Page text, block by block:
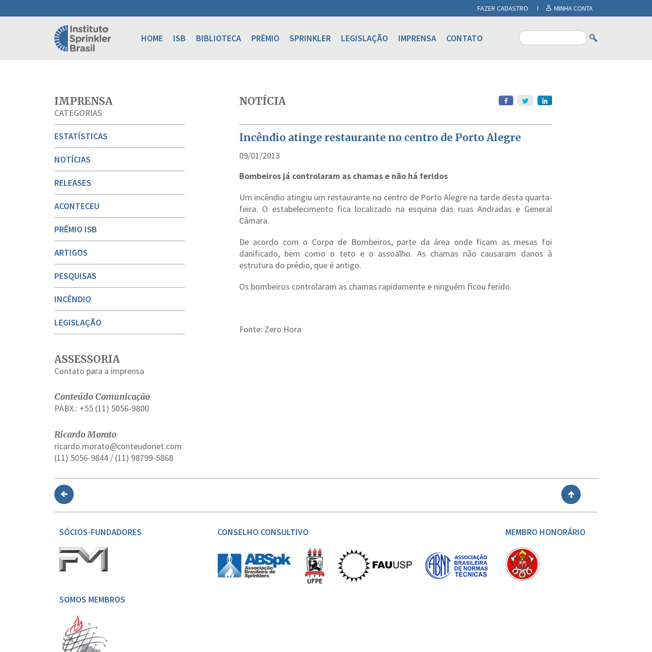
FAZER CADASTRO MINHA CONTA
HOME ISB BIBLIOTECA PRÊMIO SPRINKLER LEGISLAÇÃO IMPRENSA CONTATO
IMPRENSA
CATEGORIAS
ESTATÍSTICAS
NOTÍCIAS
RELEASES
ACONTECEU
PRÊMIO ISB
ARTIGOS
PESQUISAS
INCÊNDIO
LEGISLAÇÃO
ASSESSORIA
Contato para a imprensa
Conteúdo Comunicação
PABX.: +55 (11) 5056-9800
Ricardo Morato
ricardo.morato@conteudonet.com
(11) 5056-9844 / (11) 98799-5868
NOTÍCIA
Incêndio atinge restaurante no centro de Porto Alegre
09/01/2013
Bombeiros já controlaram as chamas e não há feridos
Um incêndio atingiu um restaurante no centro de Porto Alegre na tarde desta quarta-
feira. O estabelecimento fica localizado na esquina das ruas Andradas e General
Câmara.
De acordo com o Corpo de Bombeiros, parte da área onde ficam as mesas foi
danificado, bem como o teto e o assoalho. As chamas não causaram danos à
estrutura do prédio, que é antigo.
Os bombeiros controlaram as chamas rapidamente e ninguém ficou ferido.
Fonte: Zero Hora
SÓCIOS-FUNDADORES CONSELHO CONSULTIVO MEMBRO HONORÁRIO
SOMOS MEMBROS